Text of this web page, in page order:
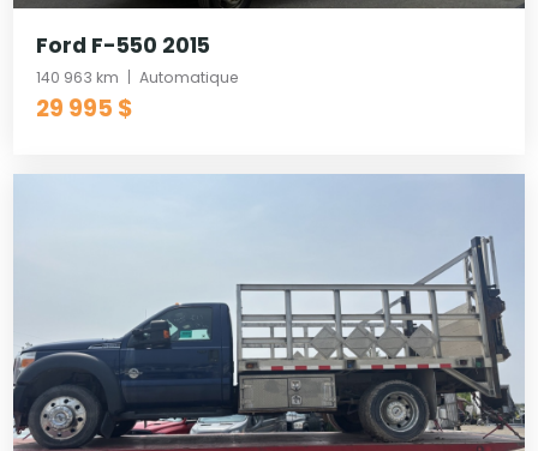
Ford F-550 2015
140 963 km Automatique
29 995 $